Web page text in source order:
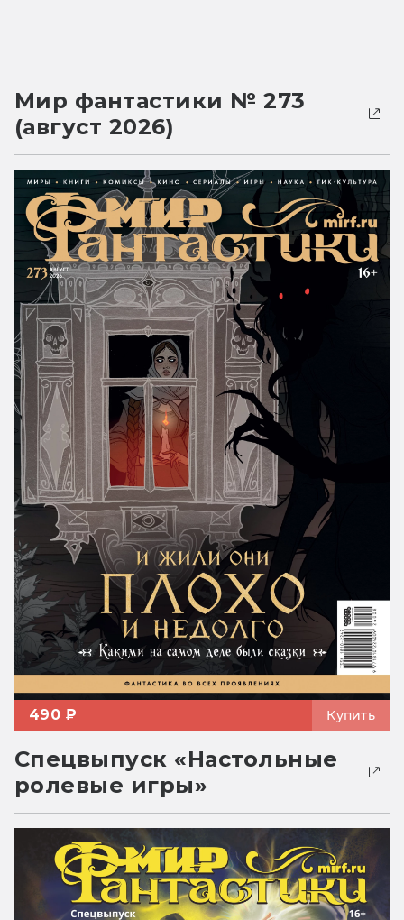
Мир фантастики № 273
(август 2026)
490 ₽ Купить
Спецвыпуск «Настольные
ролевые игры»